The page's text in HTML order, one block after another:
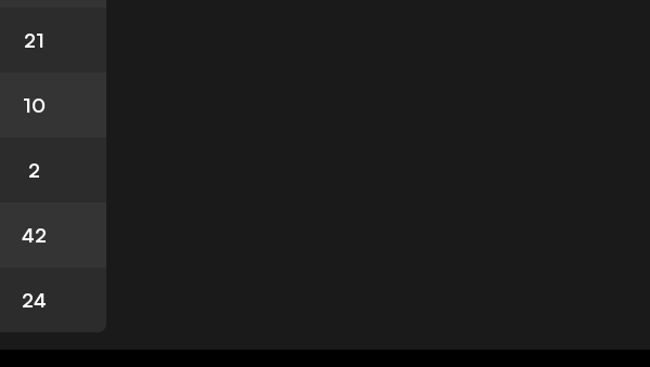
21
10
2
42
24